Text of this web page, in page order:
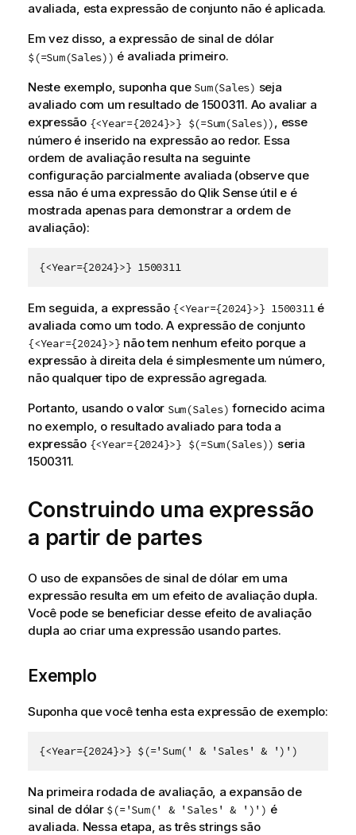
avaliada, esta expressão de conjunto não é aplicada.
Em vez disso, a expressão de sinal de dólar
$(=Sum(Sales)) é avaliada primeiro.
Neste exemplo, suponha que Sum(Sales) seja
avaliado com um resultado de 1500311. Ao avaliar a
expressão {<Year={2024}>} $(=Sum(Sales)), esse
número é inserido na expressão ao redor. Essa
ordem de avaliação resulta na seguinte
configuração parcialmente avaliada (observe que
essa não é uma expressão do Qlik Senseútil e é
mostrada apenas para demonstrar a ordem de
avaliação):
{<Year={2024}>} 1500311
Em seguida, a expressão {<Year={2024}>} 1500311 é
avaliada como um todo. A expressão de conjunto
{<Year={2024}>} não tem nenhum efeito porque a
expressão à direita dela é simplesmente um número,
não qualquer tipo de expressão agregada.
Portanto, usando o valor Sum(Sales) fornecido acima
no exemplo, o resultado avaliado para toda a
expressão {<Year={2024}>} $(=Sum(Sales)) seria
1500311.
Construindo uma expressão
a partir de partes
O uso de expansões de sinal de dólar em uma
expressão resulta em um efeito de avaliação dupla.
Você pode se beneficiar desse efeito de avaliação
dupla ao criar uma expressão usando partes.
Exemplo
Suponha que você tenha esta expressão de exemplo:
{<Year={2024}>} $(='Sum(' & 'Sales' & ')')
Na primeira rodada de avaliação, a expansão de
sinal de dólar $(='Sum(' & 'Sales' & ')') é
avaliada. Nessa etapa, as três strings são